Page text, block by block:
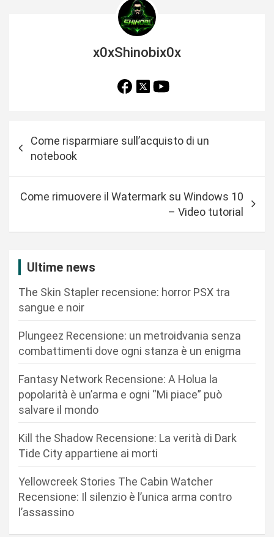
x0xShinobix0x
a
Come risparmiare sull’acquisto di un
notebook
Come rimuovere il Watermark su Windows 10
– Video tutorial
Ultime news
The Skin Stapler recensione: horror PSX tra
sangue e noir
Plungeez Recensione: un metroidvania senza
combattimenti dove ogni stanza è un enigma
Fantasy Network Recensione: A Holua la
popolarità è un’arma e ogni “Mi piace” può
salvare il mondo
Kill the Shadow Recensione: La verità di Dark
Tide City appartiene ai morti
Yellowcreek Stories The Cabin Watcher
Recensione: Il silenzio è l’unica arma contro
l’assassino